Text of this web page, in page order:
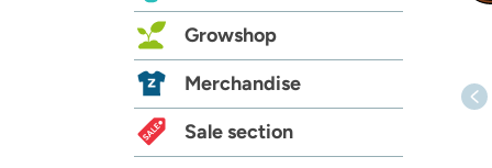
Growshop
Merchandise
Sale section